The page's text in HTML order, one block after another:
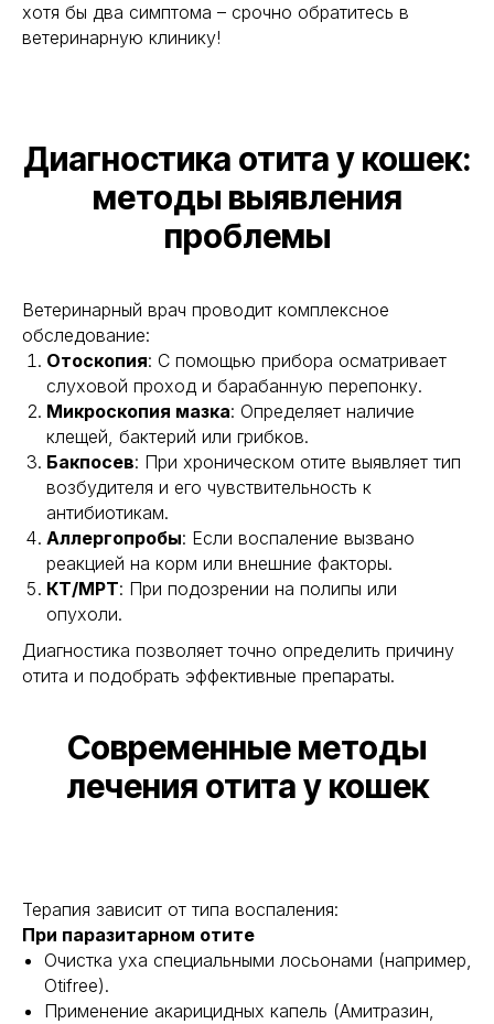
хотя бы два симптома – срочно обратитесь в
ветеринарную клинику!
Диагностика отита у кошек:
методы выявления
проблемы
Ветеринарный врач проводит комплексное
обследование:
Отоскопия: С помощью прибора осматривает
слуховой проход и барабанную перепонку.
Микроскопия мазка: Определяет наличие
клещей, бактерий или грибков.
Бакпосев: При хроническом отите выявляет тип
возбудителя и его чувствительность к
антибиотикам.
Аллергопробы: Если воспаление вызвано
реакцией на корм или внешние факторы.
КТ/МРТ: При подозрении на полипы или
опухоли.
Диагностика позволяет точно определить причину
отита и подобрать эффективные препараты.
Современные методы
лечения отита у кошек
Терапия зависит от типа воспаления:
При паразитарном отите
Очистка уха специальными лосьонами (например,
Otifree).
Применение акарицидных капель (Амитразин,